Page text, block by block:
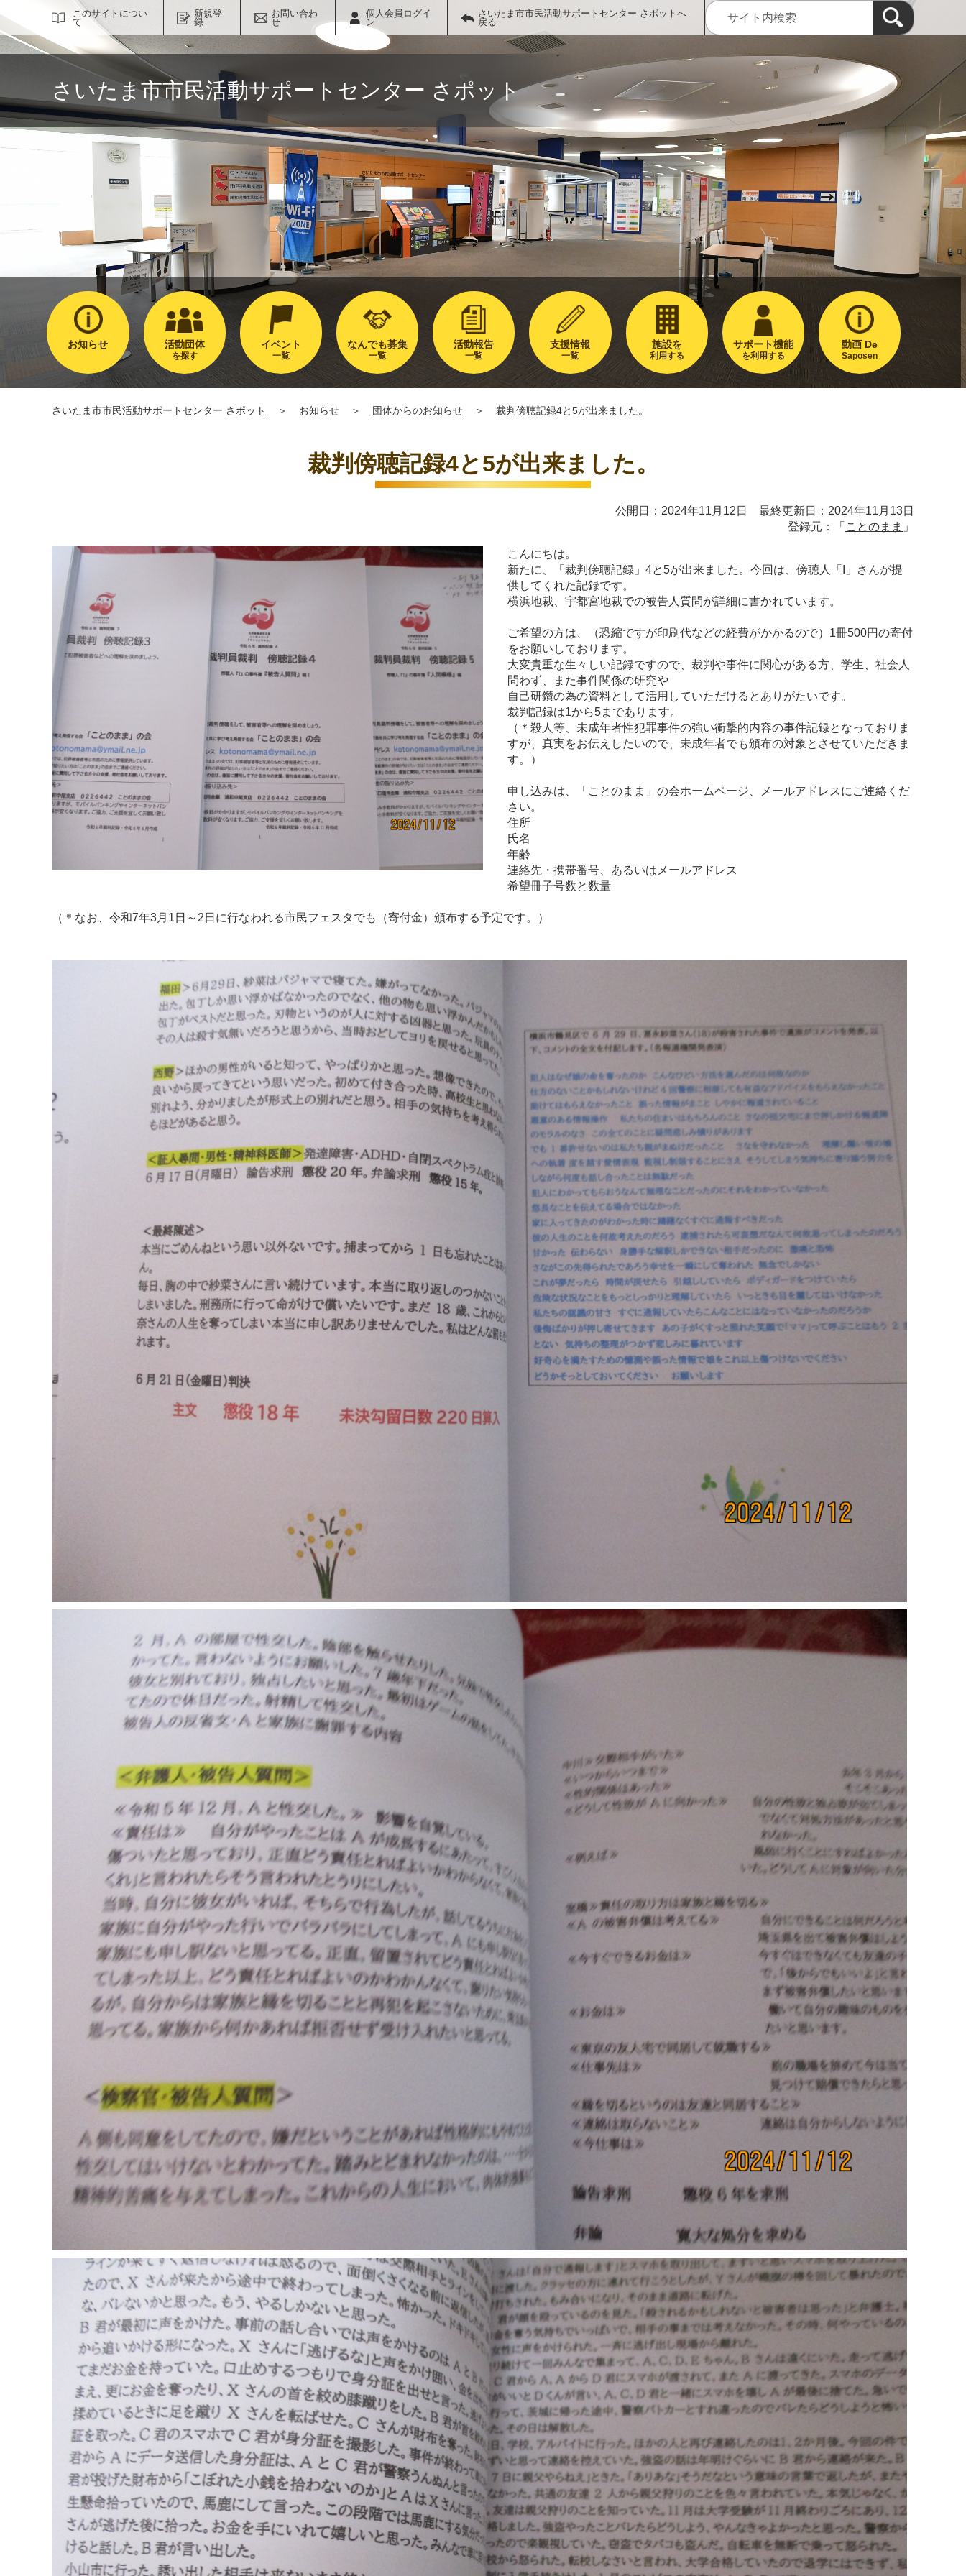
このサイトについ
て
新規登
録
お問い合わ
せ
個人会員ログイ
ン
さいたま市市民活動サポートセンター さポットへ
戻る
さいたま市市民活動サポートセンター さポット
お知らせ 活動団体
を探す
イベント
一覧
なんでも募集
一覧
活動報告
一覧
支援情報
一覧
施設を
利用する
サポート機能
を利用する
動画 De
Saposen
さいたま市市民活動サポートセンター さポット ＞ お知らせ ＞ 団体からのお知らせ ＞ 裁判傍聴記録4と5が出来ました。
裁判傍聴記録4と5が出来ました。
公開日：2024年11月12日 最終更新日：2024年11月13日
登録元：「 ことのまま 」
こんにちは。
新たに、「裁判傍聴記録」4と5が出来ました。今回は、傍聴人「I」さんが提
供してくれた記録です。
横浜地裁、宇都宮地裁での被告人質問が詳細に書かれています。
ご希望の方は、（恐縮ですが印刷代などの経費がかかるので）1冊500円の寄付
をお願いしております。
大変貴重な生々しい記録ですので、裁判や事件に関心がある方、学生、社会人
問わず、また事件関係の研究や
自己研鑽の為の資料として活用していただけるとありがたいです。
裁判記録は1から5まであります。
（＊殺人等、未成年者性犯罪事件の強い衝撃的内容の事件記録となっておりま
すが、真実をお伝えしたいので、未成年者でも頒布の対象とさせていただきま
す。）
申し込みは、「ことのまま」の会ホームページ、メールアドレスにご連絡くだ
さい。
住所
氏名
年齢
連絡先・携帯番号、あるいはメールアドレス
希望冊子号数と数量
（＊なお、令和7年3月1日～2日に行なわれる市民フェスタでも（寄付金）頒布する予定です。）